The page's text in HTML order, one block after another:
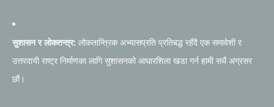
सुशासन र लोकतन्त्र: लोकतान्त्रिक अभ्यासप्रति प्रतिबद्ध रहँदै एक समावेशी र
उत्तरदायी राष्ट्र निर्माणका लागि सुशासनको आधारशिला खडा गर्न हामी सधैं अग्रसर
छौं।